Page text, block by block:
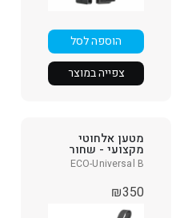
הוספה לסל
צפייה במוצר
מטען אלחוטי
מקצועי - שחור
ECO-Universal B
₪350